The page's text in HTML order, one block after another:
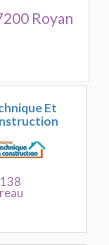
Royan
Et